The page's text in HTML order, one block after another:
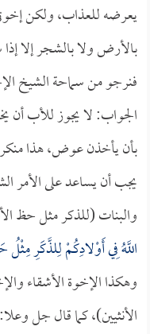
يعرضه للعذاب، ولكن
بالأرض ولا بالشجر إلا
فنرجو من سماحة الشيخ
الجواب: لا يجوز للأب أن
بأن يأخذن عوض، هذا
يجب أن يساعد على الأمر
والبنات (للذكر مثل حظ
اللَّهُ فِي أَوْلادِكُمْ لِلذَّكَرِ مِثْلُ
وهكذا الإخوة الأشقاء
الأنثيين)، كما قال جل وعلا: